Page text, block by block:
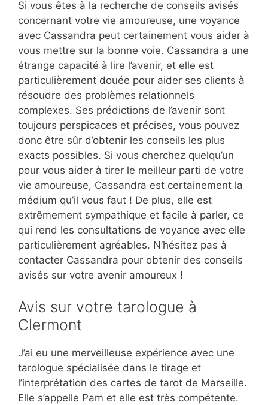
Si vous êtes à la recherche de conseils avisés
concernant votre vie amoureuse, une voyance
avec Cassandra peut certainement vous aider à
vous mettre sur la bonne voie. Cassandra a une
étrange capacité à lire l’avenir, et elle est
particulièrement douée pour aider ses clients à
résoudre des problèmes relationnels
complexes. Ses prédictions de l’avenir sont
toujours perspicaces et précises, vous pouvez
donc être sûr d’obtenir les conseils les plus
exacts possibles. Si vous cherchez quelqu’un
pour vous aider à tirer le meilleur parti de votre
vie amoureuse, Cassandra est certainement la
médium qu’il vous faut ! De plus, elle est
extrêmement sympathique et facile à parler, ce
qui rend les consultations de voyance avec elle
particulièrement agréables. N’hésitez pas à
contacter Cassandra pour obtenir des conseils
avisés sur votre avenir amoureux !
Avis sur votre tarologue à
Clermont
J’ai eu une merveilleuse expérience avec une
tarologue spécialisée dans le tirage et
l’interprétation des cartes de tarot de Marseille.
Elle s’appelle Pam et elle est très compétente.